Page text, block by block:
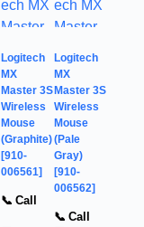
Logitech
MX
Master 3S
Wireless
Mouse
(Graphite)
[910-
006561]
📞 Call
Logitech
MX
Master 3S
Wireless
Mouse
(Pale
Gray)
[910-
006562]
📞 Call